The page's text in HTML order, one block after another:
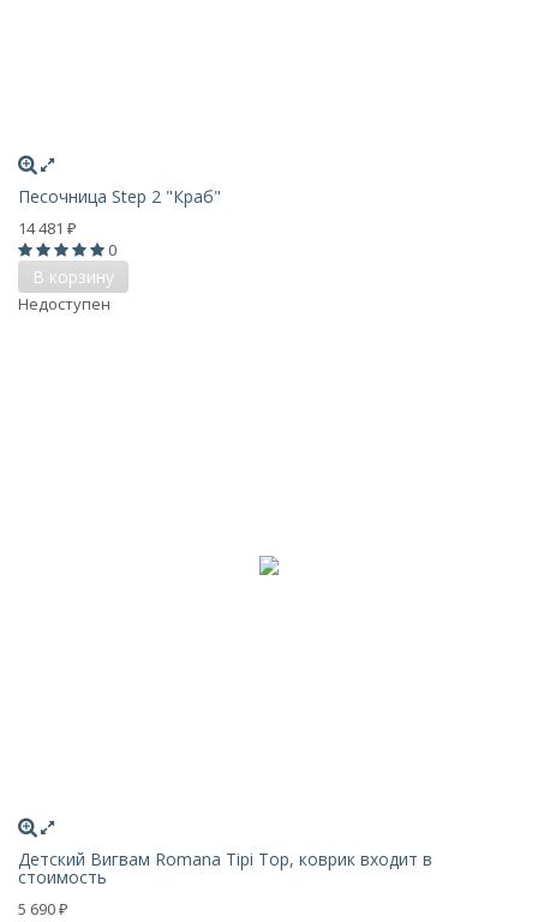
Песочница Step 2 "Краб"
14 481 ₽
0
В корзину
Недоступен
Детский Вигвам Romana Tipi Top, коврик входит в
стоимость
5 690 ₽